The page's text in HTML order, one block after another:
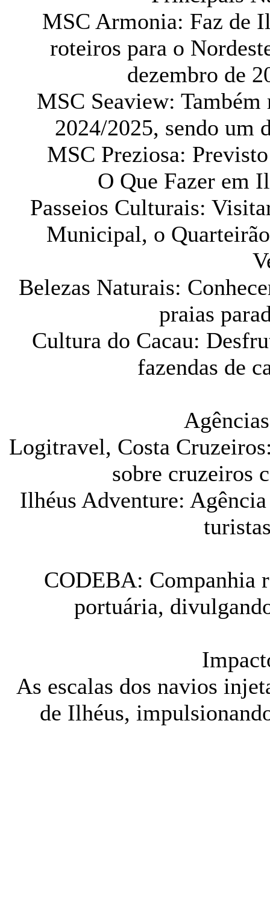
MSC Armonia: Faz de
roteiros para o
dezembro de
MSC Seaview: Também
2024/2025, sendo um
MSC Preziosa:
O Que Fazer em
Passeios Culturais:
Municipal, o
Belezas Naturais:
praias
Cultura do Cacau:
fazendas de
Logitravel, Costa
sobre cruzeiros
Ilhéus Adventure:
CODEBA: Companhia
portuária,
As escalas dos navios
de Ilhéus,